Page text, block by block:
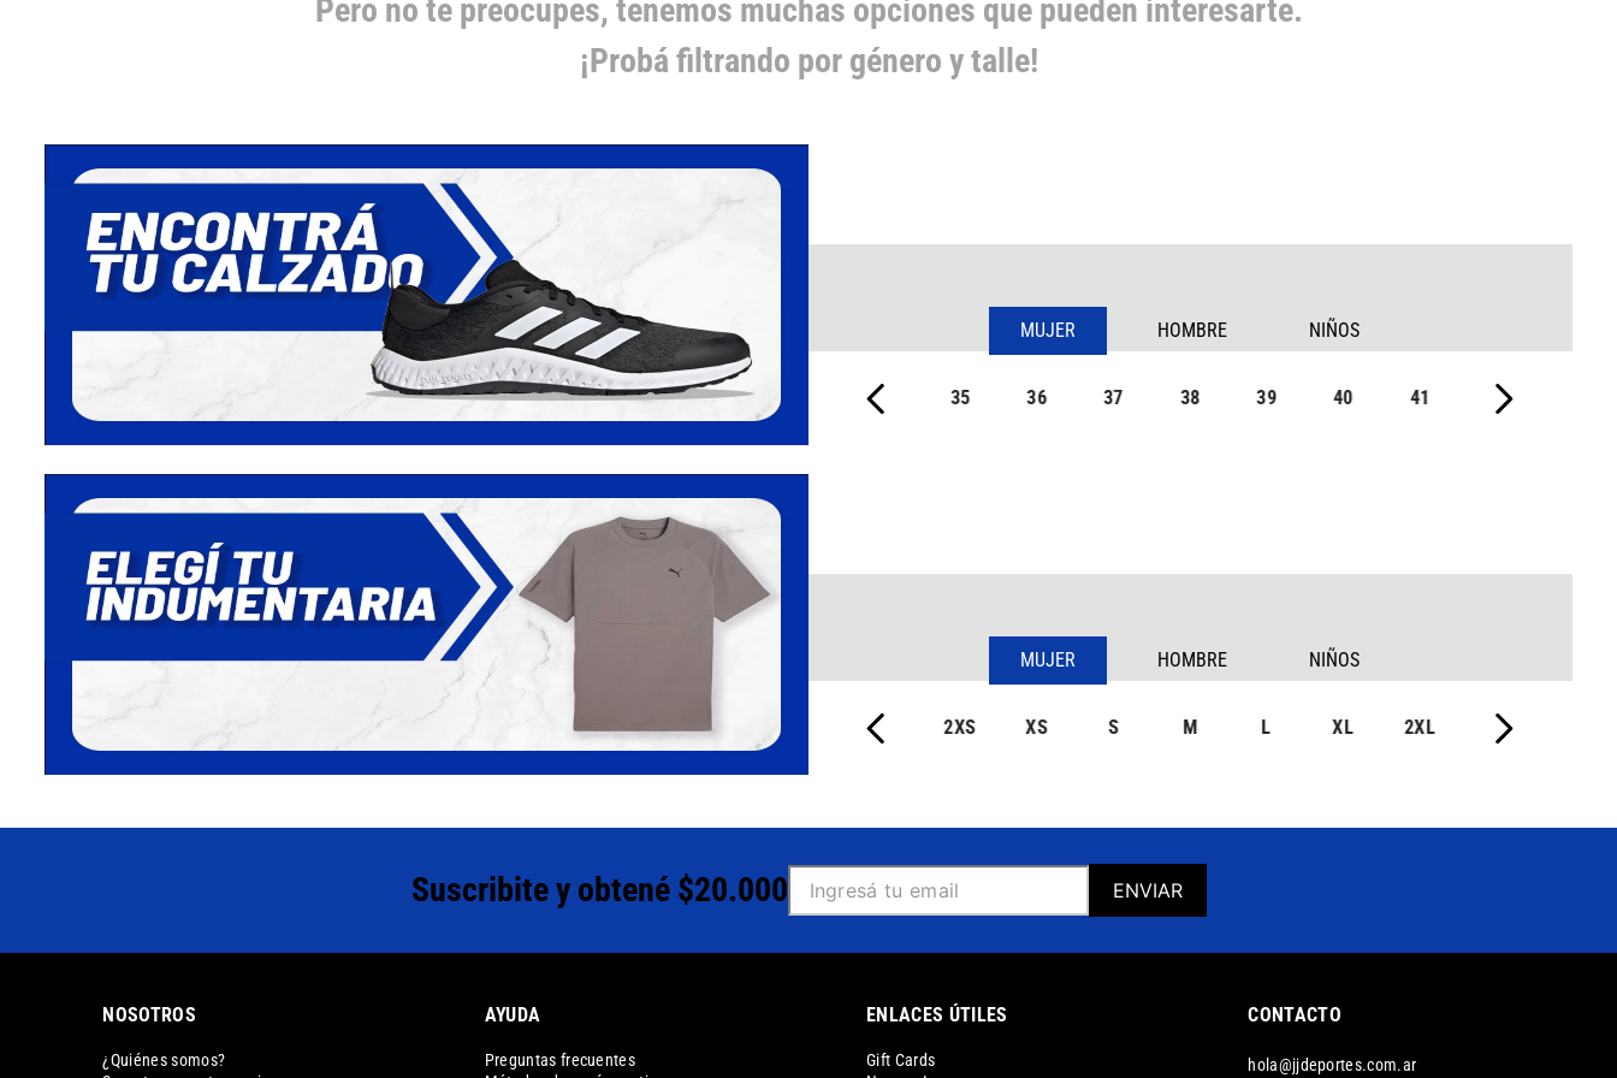
Pero no te preocupes, tenemos muchas opciones que pueden interesarte.
¡Probá filtrando por género y talle!
MUJER HOMBRE NIÑOS
35 36 37 38 39 40 41
MUJER HOMBRE NIÑOS
2XS XS S M L XL 2XL
Suscribite y obtené $20.000 ENVIAR
NOSOTROS
¿Quiénes somos?
AYUDA
Preguntas frecuentes
ENLACES ÚTILES
Gift Cards
CONTACTO
hola@jjdeportes.com.ar